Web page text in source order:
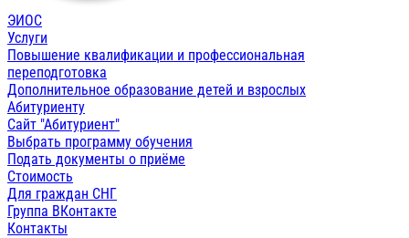
ЭИОС
Услуги
Повышение квалификации и профессиональная
переподготовка
Дополнительное образование детей и взрослых
Абитуриенту
Сайт "Абитуриент"
Выбрать программу обучения
Подать документы о приёме
Стоимость
Для граждан СНГ
Группа ВКонтакте
Контакты